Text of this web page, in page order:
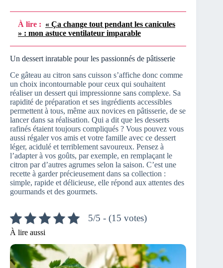
À lire : « Ça change tout pendant les canicules
» : mon astuce ventilateur imparable
Un dessert inratable pour les passionnés de pâtisserie
Ce gâteau au citron sans cuisson s’affiche donc comme
un choix incontournable pour ceux qui souhaitent
réaliser un dessert qui impressionne sans complexe. Sa
rapidité de préparation et ses ingrédients accessibles
permettent à tous, même aux novices en pâtisserie, de se
lancer dans sa réalisation. Qui a dit que les desserts
rafinés étaient toujours compliqués ? Vous pouvez vous
aussi régaler vos amis et votre famille avec ce dessert
léger, acidulé et terriblement savoureux. Pensez à
l’adapter à vos goûts, par exemple, en remplaçant le
citron par d’autres agrumes selon la saison. C’est une
recette à garder précieusement dans sa collection :
simple, rapide et délicieuse, elle répond aux attentes des
gourmands et des gourmets.
5/5 - (15 votes)
À lire aussi